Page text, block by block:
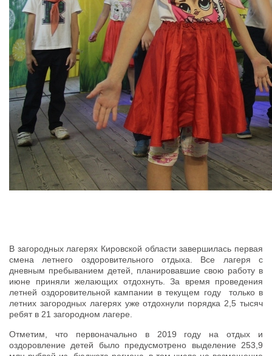
В загородных лагерях Кировской области завершилась первая
смена летнего оздоровительного отдыха. Все лагеря с
дневным пребыванием детей, планировавшие свою работу в
июне приняли желающих отдохнуть. За время проведения
летней оздоровительной кампании в текущем году только в
летних загородных лагерях уже отдохнули порядка 2,5 тысяч
ребят в 21 загородном лагере.
Отметим, что первоначально в 2019 году на отдых и
оздоровление детей было предусмотрено выделение 253,9